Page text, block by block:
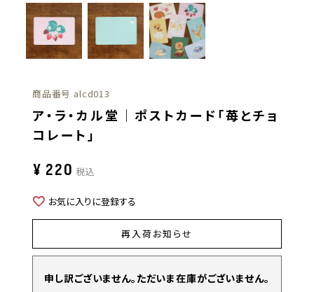
商品番号 alcd013
ア・ラ・カル堂｜ポストカード「苺とチョ
コレート」
¥ 220 税込
お気に入りに登録する
再入荷お知らせ
申し訳ございません。ただいま在庫がございません。